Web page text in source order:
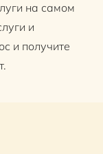
на самом
и
и получите